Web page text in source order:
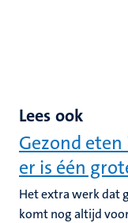
Lees ook
Gezond
er is één
Het extra werk dat
komt nog altijd